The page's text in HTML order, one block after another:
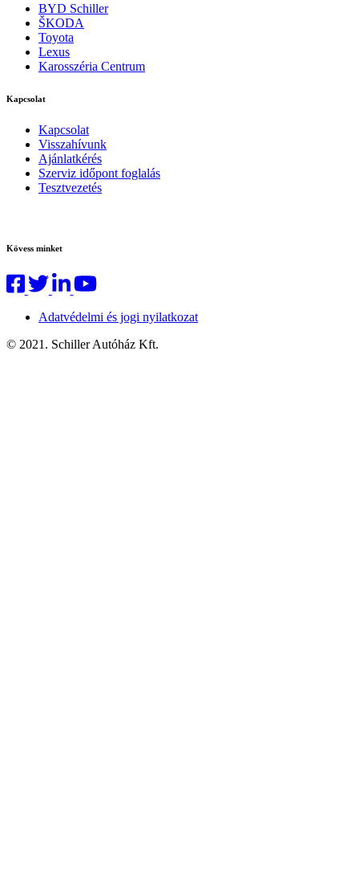
BYD Schiller
ŠKODA
Toyota
Lexus
Karosszéria Centrum
Kapcsolat
Kapcsolat
Visszahívunk
Ajánlatkérés
Szerviz időpont foglalás
Tesztvezetés
Kövess minket
Adatvédelmi és jogi nyilatkozat
© 2021. Schiller Autóház Kft.